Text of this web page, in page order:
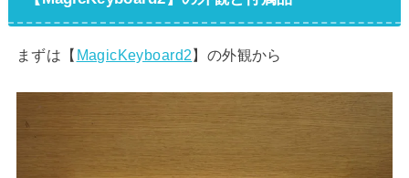
まずは【 MagicKeyboard2】の外観から